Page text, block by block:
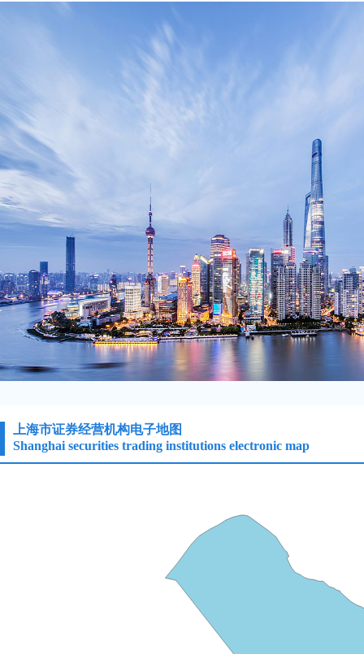
上海市证券经营机构电子地图
Shanghai securities trading institutions electronic map